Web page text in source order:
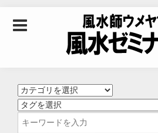
風水師ウメ
水ゼミナ